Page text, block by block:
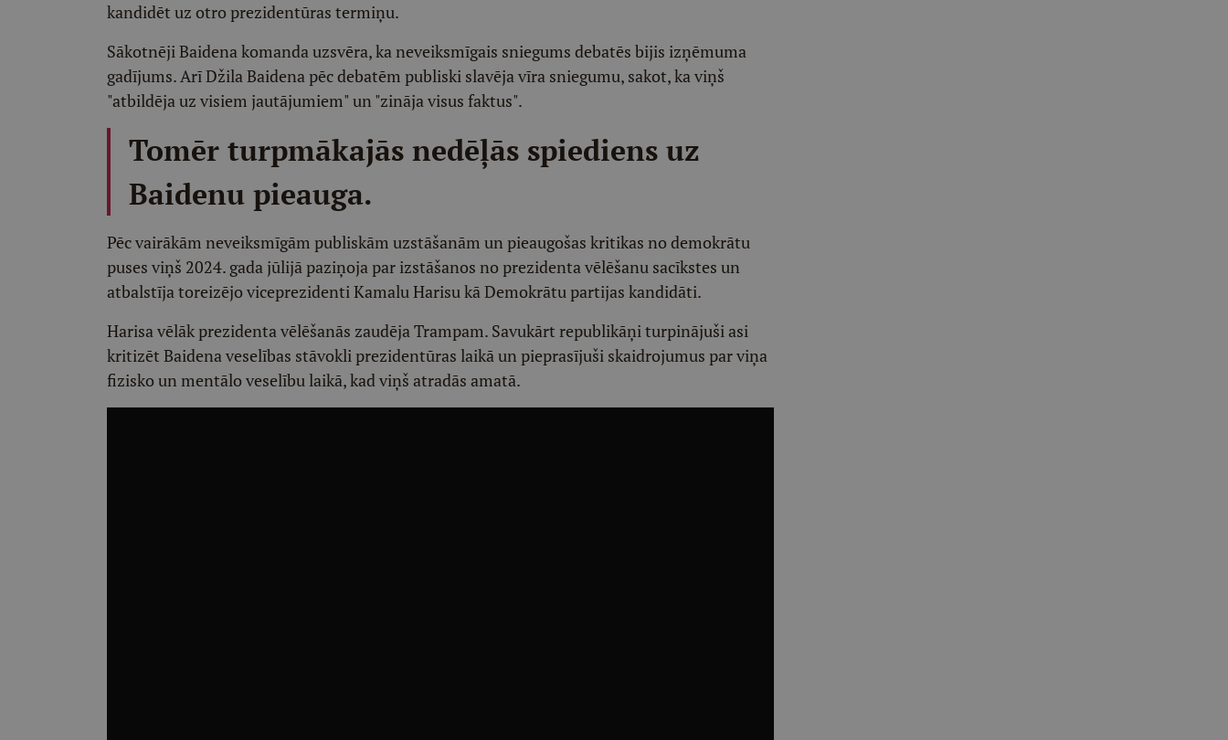
kandidēt uz otro prezidentūras termiņu.
Sākotnēji Baidena komanda uzsvēra, ka neveiksmīgais sniegums debatēs bijis izņēmuma
gadījums. Arī Džila Baidena pēc debatēm publiski slavēja vīra sniegumu, sakot, ka viņš
"atbildēja uz visiem jautājumiem" un "zināja visus faktus".
Tomēr turpmākajās nedēļās spiediens uz
Baidenu pieauga.
Pēc vairākām neveiksmīgām publiskām uzstāšanām un pieaugošas kritikas no demokrātu
puses viņš 2024. gada jūlijā paziņoja par izstāšanos no prezidenta vēlēšanu sacīkstes un
atbalstīja toreizējo viceprezidenti Kamalu Harisu kā Demokrātu partijas kandidāti.
Harisa vēlāk prezidenta vēlēšanās zaudēja Trampam. Savukārt republikāņi turpinājuši asi
kritizēt Baidena veselības stāvokli prezidentūras laikā un pieprasījuši skaidrojumus par viņa
fizisko un mentālo veselību laikā, kad viņš atradās amatā.